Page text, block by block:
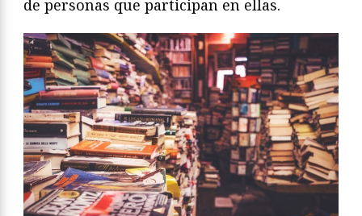
de personas que participan en ellas.